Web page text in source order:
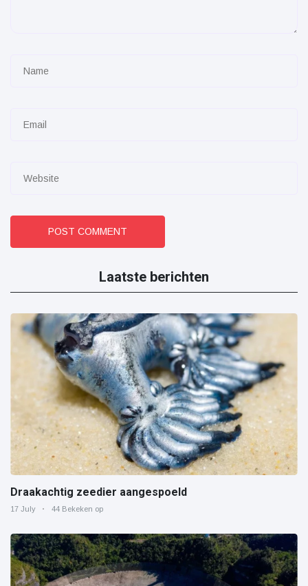
POST COMMENT
Laatste berichten
Draakachtig zeedier aangespoeld
17 July 44 Bekeken op